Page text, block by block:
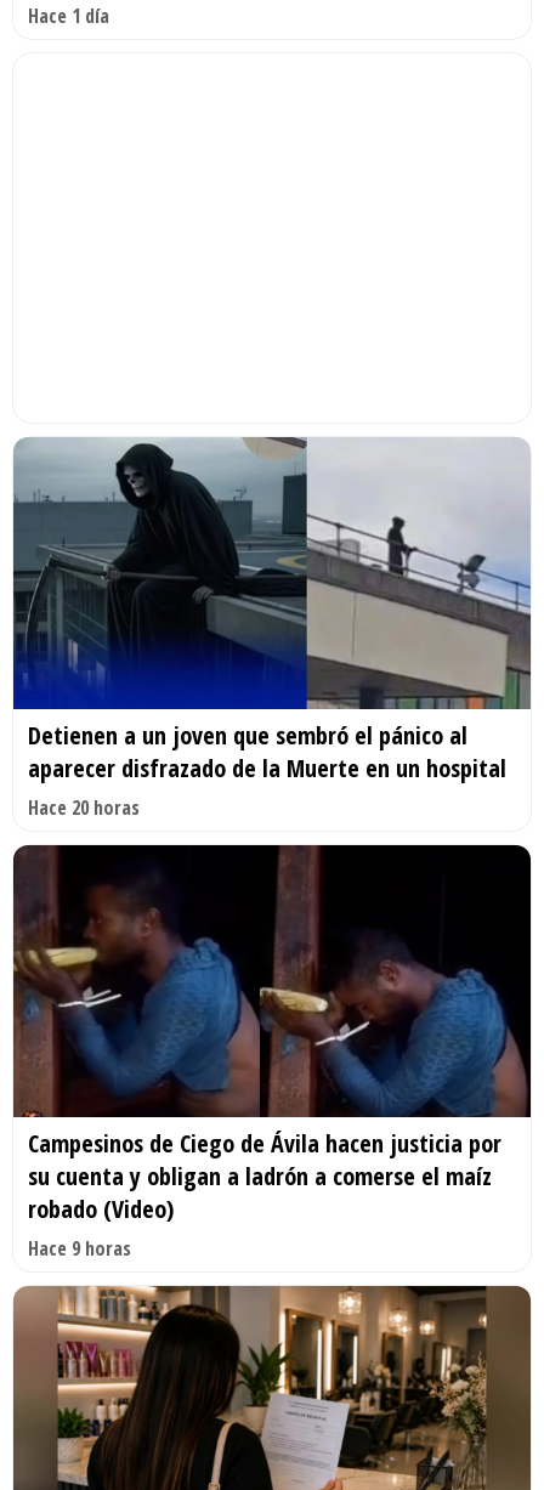
Hace 1 día
Detienen a un joven que sembró el pánico al
aparecer disfrazado de la Muerte en un hospital
Hace 20 horas
Campesinos de Ciego de Ávila hacen justicia por
su cuenta y obligan a ladrón a comerse el maíz
robado (Video)
Hace 9 horas